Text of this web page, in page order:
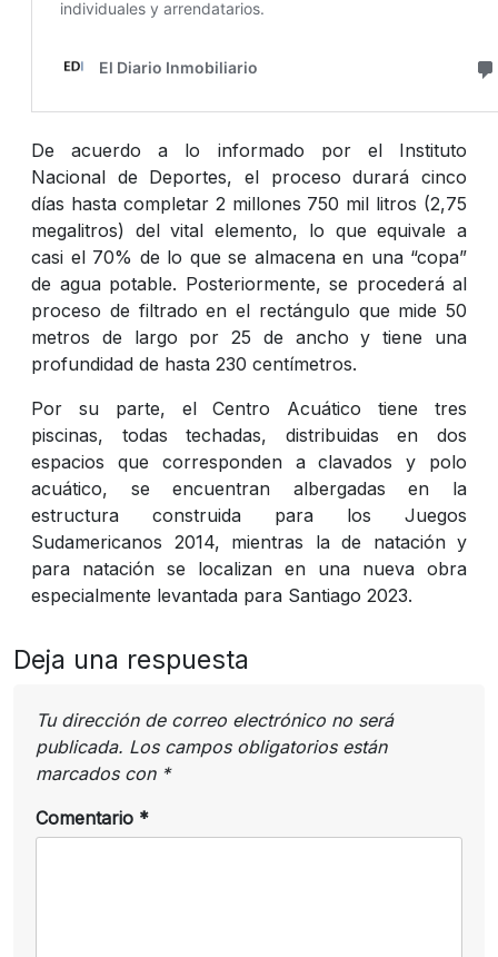
De acuerdo a lo informado por el Instituto
Nacional de Deportes, el proceso durará cinco
días hasta completar 2 millones 750 mil litros (2,75
megalitros) del vital elemento, lo que equivale a
casi el 70% de lo que se almacena en una “copa”
de agua potable. Posteriormente, se procederá al
proceso de filtrado en el rectángulo que mide 50
metros de largo por 25 de ancho y tiene una
profundidad de hasta 230 centímetros.
Por su parte, el Centro Acuático tiene tres
piscinas, todas techadas, distribuidas en dos
espacios que corresponden a clavados y polo
acuático, se encuentran albergadas en la
estructura construida para los Juegos
Sudamericanos 2014, mientras la de natación y
para natación se localizan en una nueva obra
especialmente levantada para Santiago 2023.
Deja una respuesta
Tu dirección de correo electrónico no será
publicada. Los campos obligatorios están
marcados con *
Comentario *